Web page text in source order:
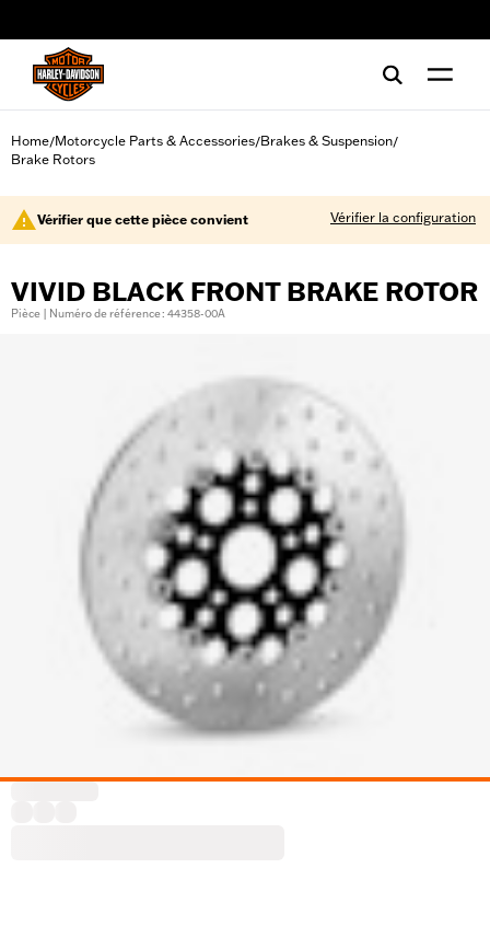
Home/Motorcycle Parts & Accessories/Brakes & Suspension/
Brake Rotors
Vérifier que cette pièce convient Vérifier la configuration
VIVID BLACK FRONT BRAKE ROTOR
Pièce | Numéro de référence : 44358-00A